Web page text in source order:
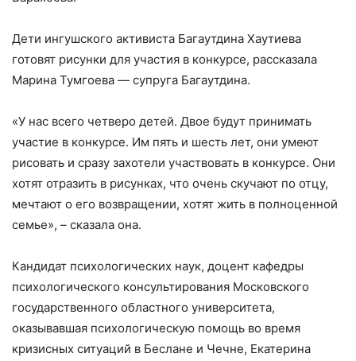
Дети ингушского активиста Багаутдина Хаутиева
готовят рисунки для участия в конкурсе, рассказала
Марина Тумгоева — супруга Багаутдина.
«У нас всего четверо детей. Двое будут принимать
участие в конкурсе. Им пять и шесть лет, они умеют
рисовать и сразу захотели участвовать в конкурсе. Они
хотят отразить в рисунках, что очень скучают по отцу,
мечтают о его возвращении, хотят жить в полноценной
семье», – сказала она.
Кандидат психологических наук, доцент кафедры
психологического консультирования Московского
государственного областного университета,
оказывавшая психологическую помощь во время
кризисных ситуаций в Беслане и Чечне, Екатерина